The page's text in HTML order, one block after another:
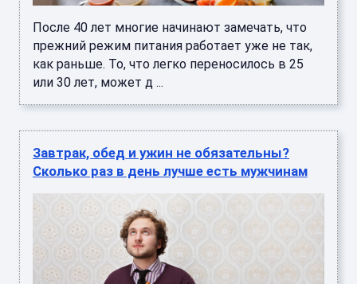
После 40 лет многие начинают замечать, что
прежний режим питания работает уже не так,
как раньше. То, что легко переносилось в 25
или 30 лет, может д ...
Завтрак, обед и ужин не обязательны?
Сколько раз в день лучше есть мужчинам